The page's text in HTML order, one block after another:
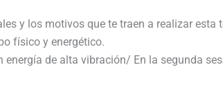
y los motivos que te traen a realizar esta
físico y energético.
energía de alta vibración/ En la segunda